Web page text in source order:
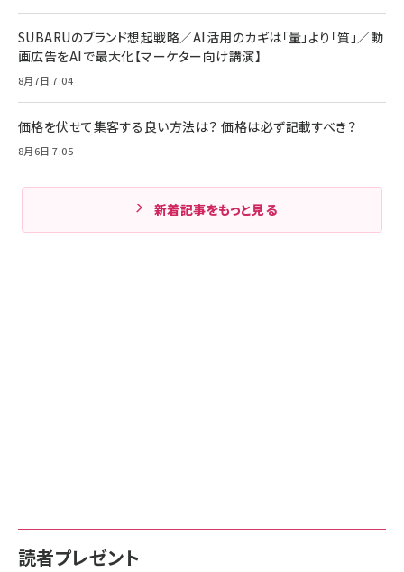
SUBARUのブランド想起戦略／AI活用のカギは「量」より「質」／動
画広告をAIで最大化【マーケター向け講演】
8月7日 7:04
価格を伏せて集客する良い方法は？ 価格は必ず記載すべき？
8月6日 7:05
新着記事をもっと見る
読者プレゼント